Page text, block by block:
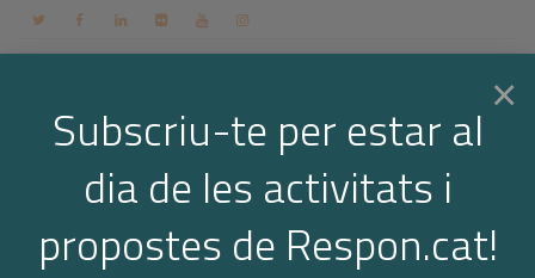
Contacte Espai membres Login CA
110 search results for: cohesió social
Home
Search results for “cohesió social”
×
Subscriu-te per estar al
dia de les activitats i
propostes de Respon.cat!